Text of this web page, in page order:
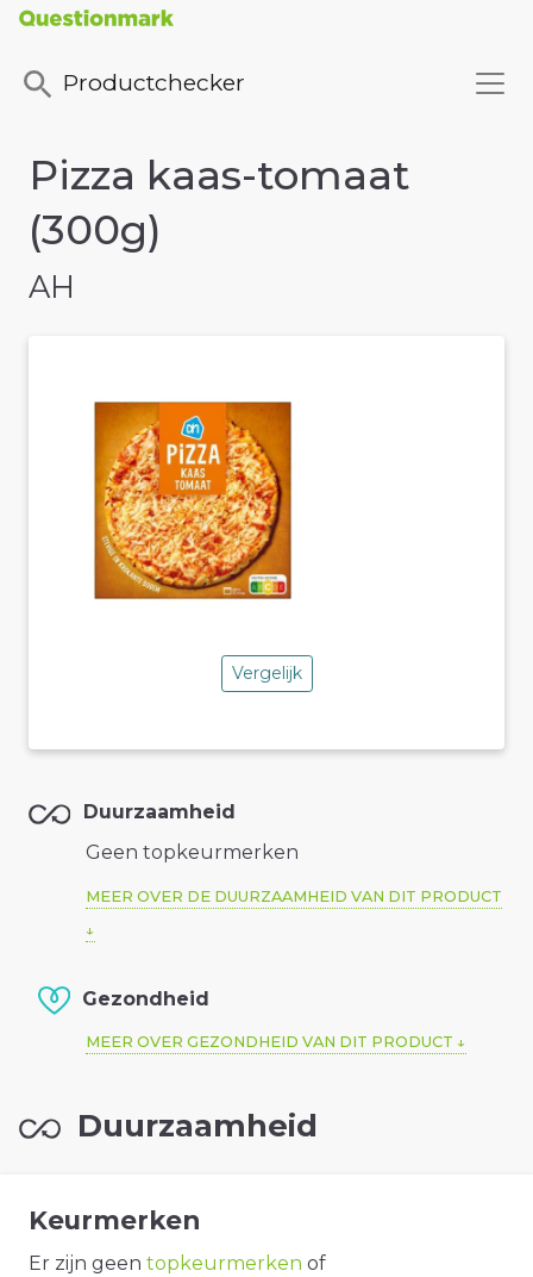
Productchecker
Pizza kaas-tomaat
(300g)
AH
Vergelijk
Duurzaamheid
Geen topkeurmerken
MEER OVER DE DUURZAAMHEID VAN DIT PRODUCT
Gezondheid
MEER OVER GEZONDHEID VAN DIT PRODUCT
Duurzaamheid
Keurmerken
Er zijn geen topkeurmerken of